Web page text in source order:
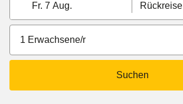
Fr. 7 Aug. Rückreise
1 Erwachsene/r
Suchen